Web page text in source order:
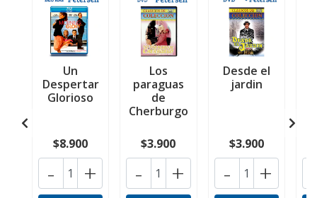
Un
Despertar
Glorioso
$8.900
+
-
Los
paraguas
de
Cherburgo
$3.900
+
-
Desde el
jardin
$3.900
+
-